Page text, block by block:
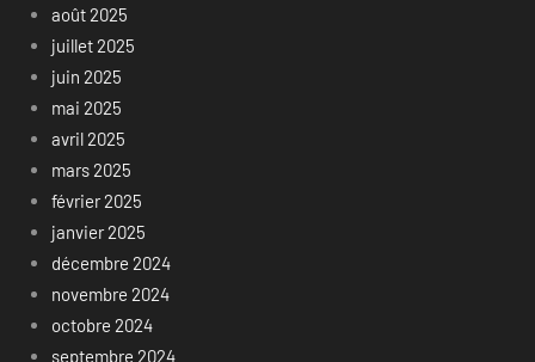
août 2025
juillet 2025
juin 2025
mai 2025
avril 2025
mars 2025
février 2025
janvier 2025
décembre 2024
novembre 2024
octobre 2024
septembre 2024